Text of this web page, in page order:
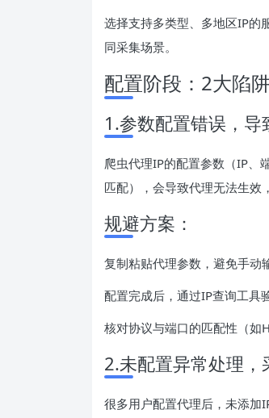
选择支持多类型、多地区IP的
同采集场景。
配置阶段：2大陷
1.参数配置错误，导
爬虫代理IP的配置参数（IP、
匹配），会导致代理无法生效
规避方案：
复制粘贴代理参数，避免手动
配置完成后，通过IP查询工具
核对协议与端口的匹配性（如
2.未配置异常处理，
很多用户配置代理后，未添加